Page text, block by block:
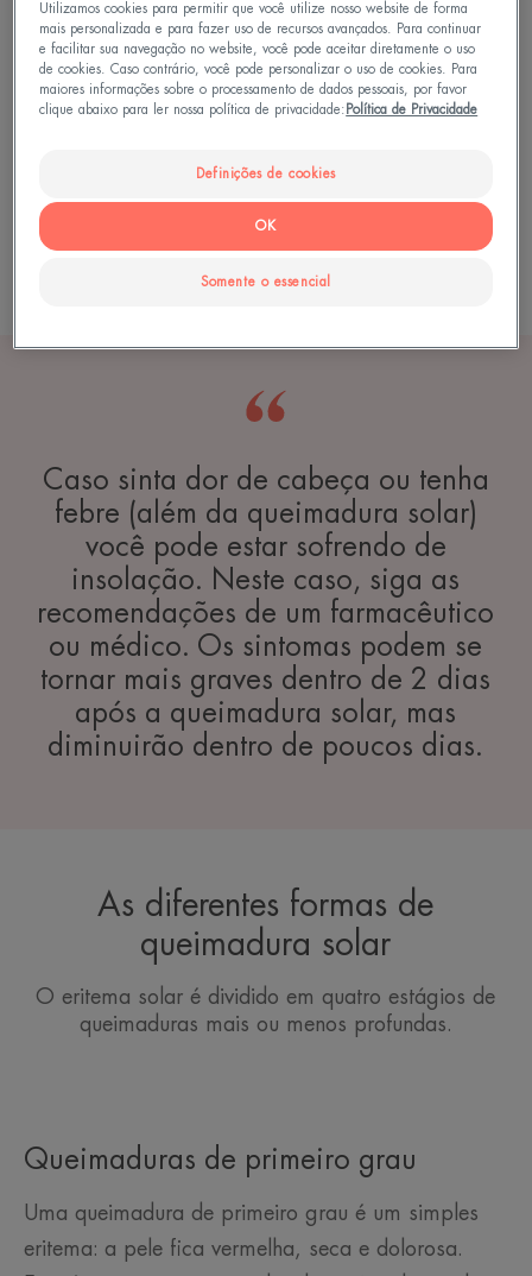
Caso sinta dor de cabeça ou tenha
febre (além da queimadura solar)
você pode estar sofrendo de
insolação. Neste caso, siga as
recomendações de um farmacêutico
ou médico. Os sintomas podem se
tornar mais graves dentro de 2 dias
após a queimadura solar, mas
diminuirão dentro de poucos dias.
As diferentes formas de
queimadura solar
O eritema solar é dividido em quatro estágios de
queimaduras mais ou menos profundas.
Queimaduras de primeiro grau
Uma queimadura de primeiro grau é um simples
eritema: a pele fica vermelha, seca e dolorosa.
Utilizamos cookies para permitir que você utilize nosso website de forma
mais personalizada e para fazer uso de recursos avançados. Para continuar
e facilitar sua navegação no website, você pode aceitar diretamente o uso
de cookies. Caso contrário, você pode personalizar o uso de cookies. Para
maiores informações sobre o processamento de dados pessoais, por favor
clique abaixo para ler nossa política de privacidade: Política de Privacidade
Definições de cookies
Somente o essencial
OK